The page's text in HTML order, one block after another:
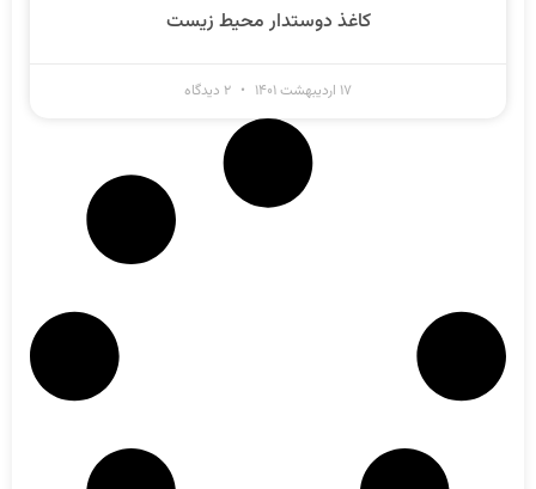
کاغذ دوستدار محیط زیست
۱۷ اردیبهشت ۱۴۰۱